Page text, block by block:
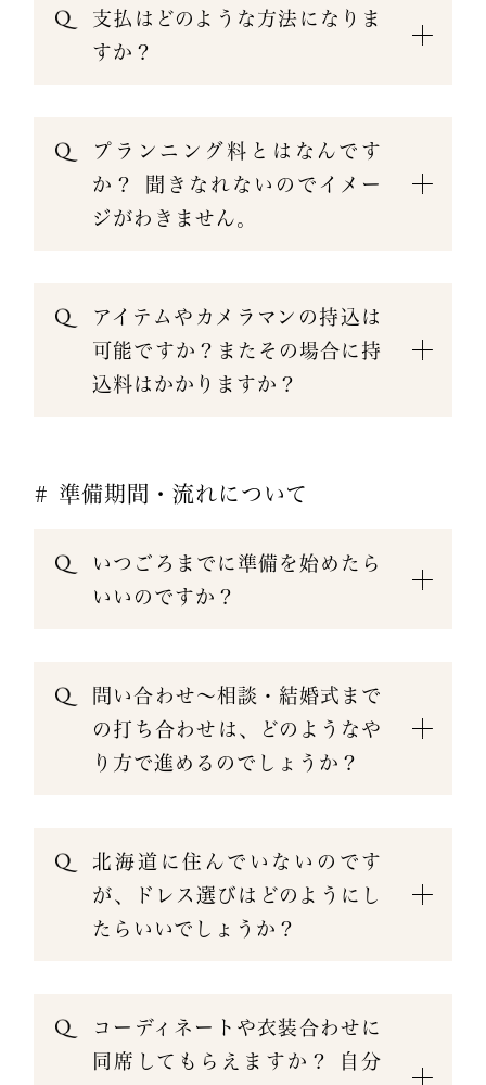
支払はどのような方法になりま
すか？
プランニング料とはなんです
か？ 聞きなれないのでイメー
ジがわきません。
アイテムやカメラマンの持込は
可能ですか？またその場合に持
込料はかかりますか？
# 準備期間・流れについて
いつごろまでに準備を始めたら
いいのですか？
問い合わせ〜相談・結婚式まで
の打ち合わせは、どのようなや
り方で進めるのでしょうか？
北海道に住んでいないのです
が、ドレス選びはどのようにし
たらいいでしょうか？
コーディネートや衣装合わせに
同席してもらえますか？ 自分